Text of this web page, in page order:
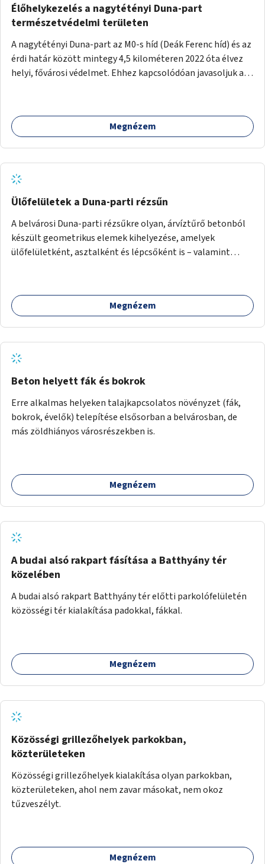
Élőhelykezelés a nagytétényi Duna-part
természetvédelmi területen
A nagytétényi Duna-part az M0-s híd (Deák Ferenc híd) és az
érdi határ között mintegy 4,5 kilométeren 2022 óta élvez
helyi, fővárosi védelmet. Ehhez kapcsolódóan javasoljuk a
Megnézem
Ülőfelületek a Duna-parti rézsűn
A belvárosi Duna-parti rézsűkre olyan, árvíztűrő betonból
készült geometrikus elemek kihelyezése, amelyek
ülőfelületként, asztalként és lépcsőként is – valamint
Megnézem
Beton helyett fák és bokrok
Erre alkalmas helyeken talajkapcsolatos növényzet (fák,
bokrok, évelők) telepítése elsősorban a belvárosban, de
más zöldhiányos városrészekben is.
Megnézem
A budai alsó rakpart fásítása a Batthyány tér
közelében
A budai alsó rakpart Batthyány tér előtti parkolófelületén
közösségi tér kialakítása padokkal, fákkal.
Megnézem
Közösségi grillezőhelyek parkokban,
közterületeken
Közösségi grillezőhelyek kialakítása olyan parkokban,
közterületeken, ahol nem zavar másokat, nem okoz
tűzveszélyt.
Megnézem